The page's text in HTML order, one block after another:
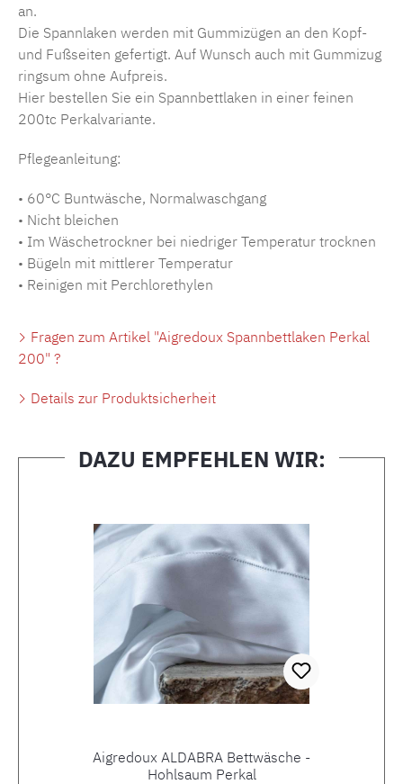
an.
Die Spannlaken werden mit Gummizügen an den Kopf-
und Fußseiten gefertigt. Auf Wunsch auch mit Gummizug
ringsum ohne Aufpreis.
Hier bestellen Sie ein Spannbettlaken in einer feinen
200tc Perkalvariante.
Pflegeanleitung:
• 60°C Buntwäsche, Normalwaschgang
• Nicht bleichen
• Im Wäschetrockner bei niedriger Temperatur trocknen
• Bügeln mit mittlerer Temperatur
• Reinigen mit Perchlorethylen
Fragen zum Artikel "Aigredoux Spannbettlaken Perkal
200" ?
Details zur Produktsicherheit
DAZU EMPFEHLEN WIR:
Aigredoux ALDABRA Bettwäsche -
Hohlsaum Perkal